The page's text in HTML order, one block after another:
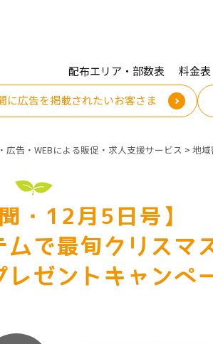
配布エリア・部数表 料金表
に広告を掲載されたいお客さま
広告・WEBによる販促・求人支援サービス >地
・12月5日号】
ムで最旬クリスマ
レゼントキャンペ